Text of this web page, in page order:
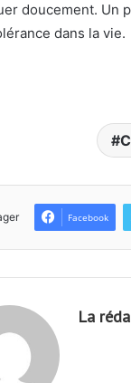
doucement. Un
dans la vie.
Facebook
La